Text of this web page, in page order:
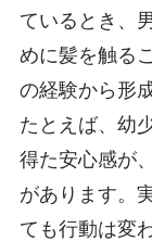
ているとき、
めに髪を触る
の経験から形
たとえば、幼
得た安心感が
があります。
ても行動は変